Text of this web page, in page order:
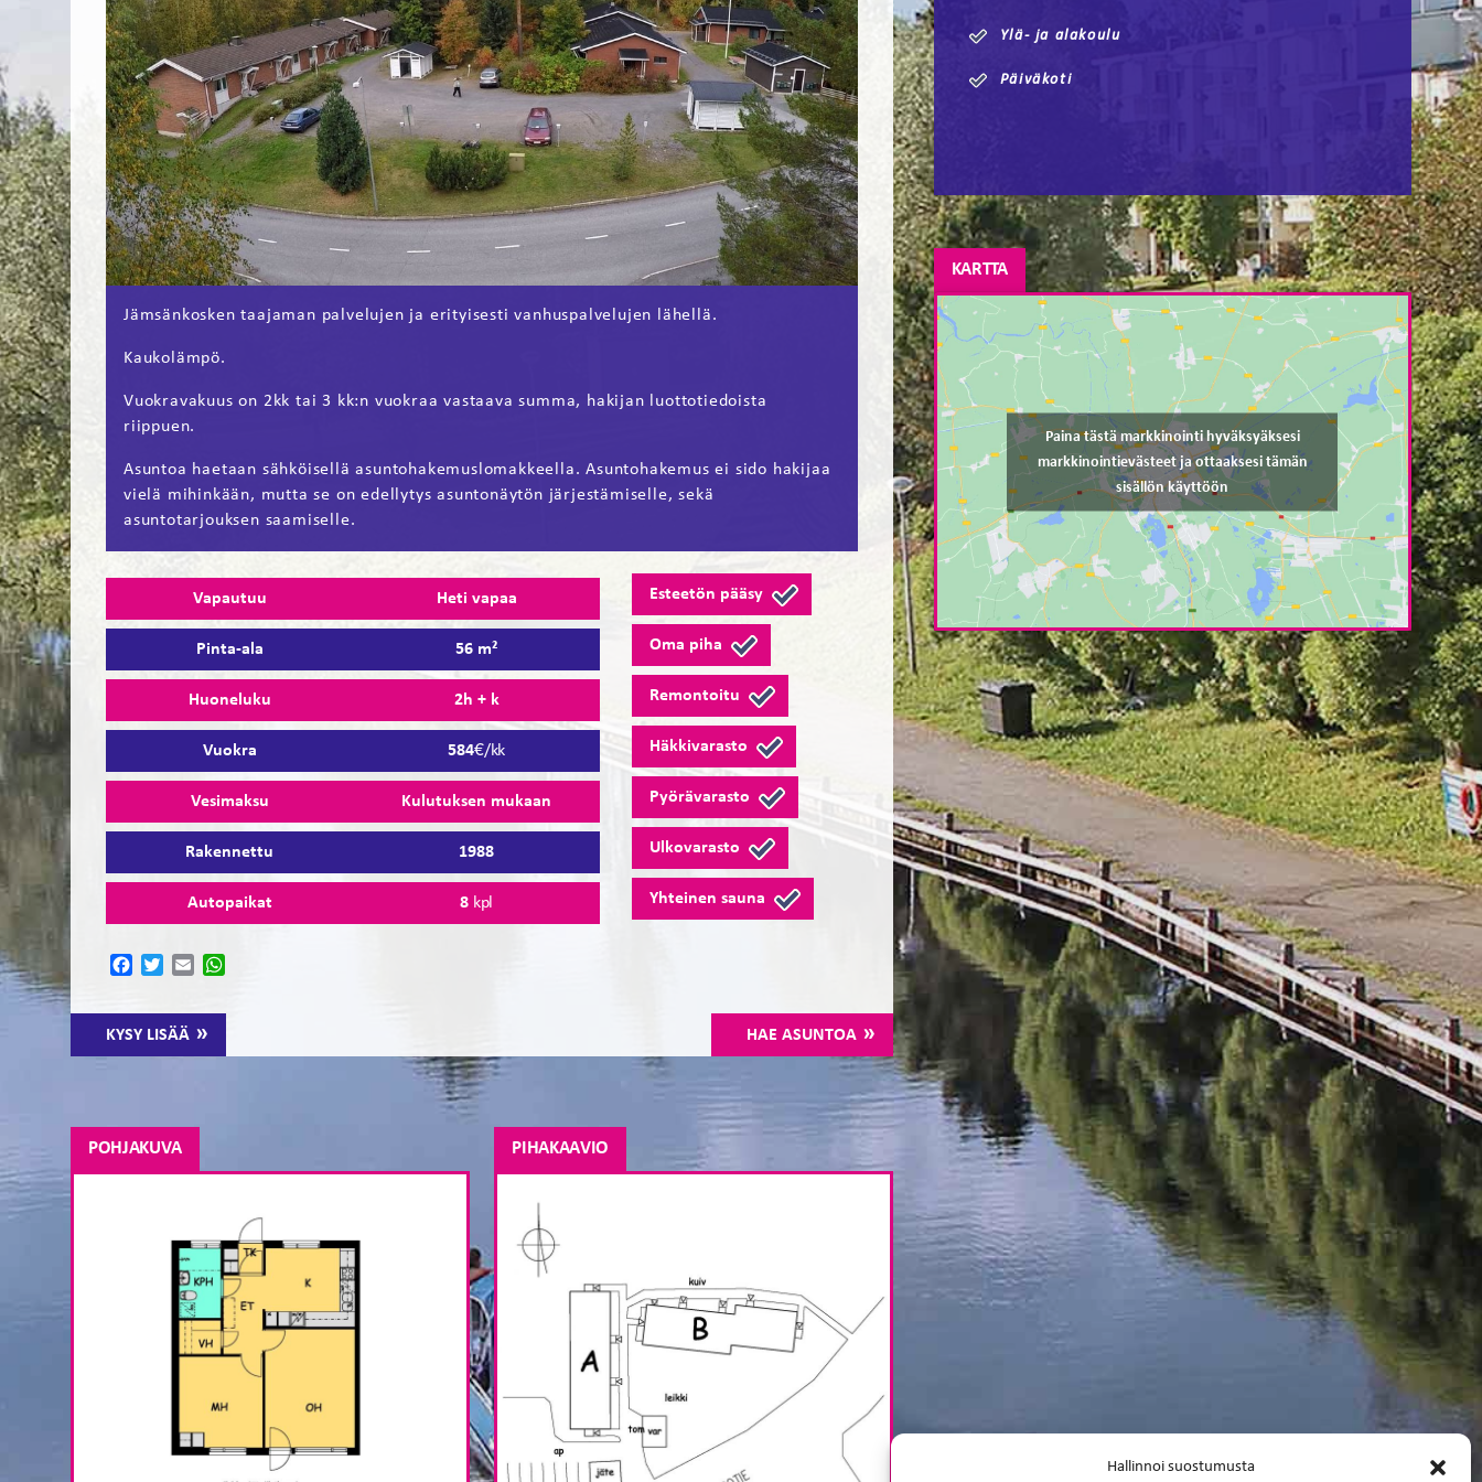
Hallinnoi suostumusta
Jämsänkosken taajaman palvelujen ja erityisesti vanhuspalvelujen lähellä.
Kaukolämpö.
Vuokravakuus on 2kk tai 3 kk:n vuokraa vastaava summa, hakijan luottotiedoista
riippuen.
Asuntoa haetaan sähköisellä asuntohakemuslomakkeella. Asuntohakemus ei sido hakijaa
vielä mihinkään, mutta se on edellytys asuntonäytön järjestämiselle, sekä
asuntotarjouksen saamiselle.
Vapautuu Heti vapaa
Pinta-ala 56 m²
Huoneluku 2h + k
Vuokra 584€/kk
Vesimaksu Kulutuksen mukaan
Rakennettu 1988
Autopaikat 8kpl
Esteetön pääsy
Oma piha
Remontoitu
Häkkivarasto
Pyörävarasto
Ulkovarasto
Yhteinen sauna
KYSY LISÄÄ HAE ASUNTOA
FacebookTwitterEmail
POHJAKUVA PIHAKAAVIO
Ylä- ja alakoulu
Päiväkoti
KARTTA
Paina tästä markkinointi hyväksyäksesi
markkinointievästeet ja ottaaksesi tämän
sisällön käyttöön